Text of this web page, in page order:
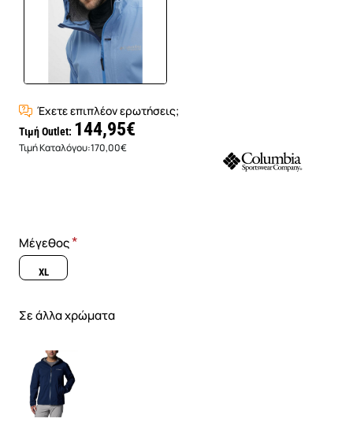
Έχετε επιπλέον ερωτήσεις;
Τιμή Outlet: 144,95€
Τιμή Καταλόγου:170,00€
Μέγεθος
XL
Σε άλλα χρώματα